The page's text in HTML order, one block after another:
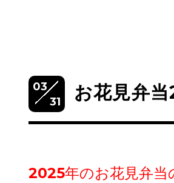
03
31
お花見弁
2025年のお花見弁当